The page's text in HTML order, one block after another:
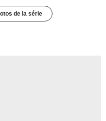
de la série